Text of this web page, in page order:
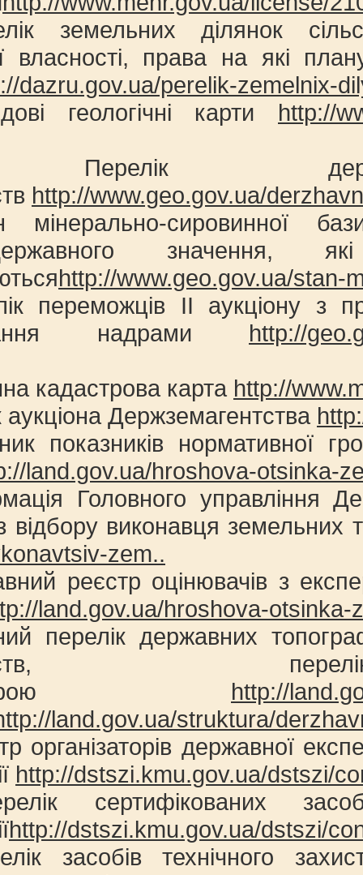
земельних ділянок
власності, права на які
dazru.gov.ua/perelik-zemelnix-
геологічні карти http://
http://www.geo.gov.ua/
сировинної
http://www.geo.gov.ua/stan-
переможців ІІ аукціону з
надрами http://
кадастрова карта http://
Держземагентства
показників нормативної
land.gov.ua/hroshova-otsinka-
Головного управління
відбору виконавця земельних
zem..
реєстр оцінювачів з
land.gov.ua/hroshova-otsinka-
перелік державних
http://
land.gov.ua/struktura/
організаторів державної
http://dstszi.kmu.gov.ua/dstszi/
сертифікованих
http://dstszi.kmu.gov.ua/dstszi/
засобів технічного